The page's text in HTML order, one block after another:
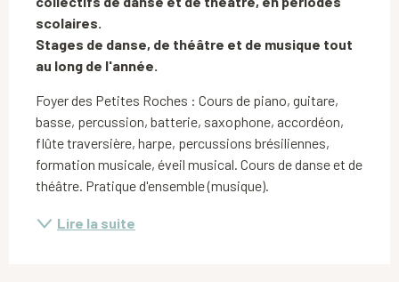
scolaires.
Stages de danse, de théâtre et de musique tout
au long de l'année.
Foyer des Petites Roches : Cours de piano, guitare,
basse, percussion, batterie, saxophone, accordéon,
flûte traversière, harpe, percussions brésiliennes,
formation musicale, éveil musical. Cours de danse et de
théâtre. Pratique d'ensemble (musique).
Lire la suite